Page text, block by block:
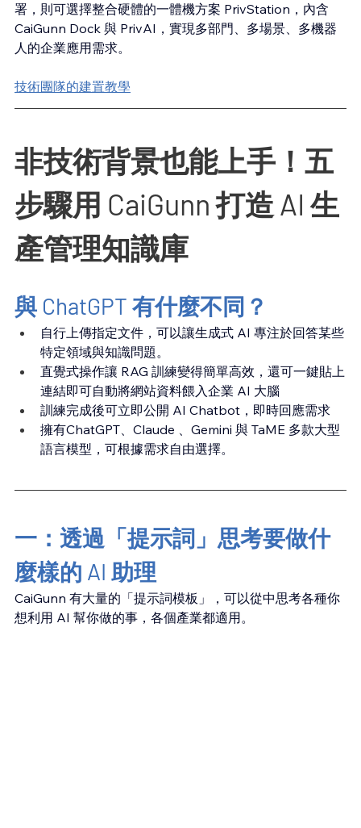
署，則可選擇整合硬體的一體機方案 PrivStation，內含
CaiGunn Dock 與 PrivAI，實現多部門、多場景、多機器
人的企業應用需求。
技術團隊的建置教學
非技術背景也能上手！五
步驟用 CaiGunn 打造 AI 生
產管理知識庫
與 ChatGPT 有什麼不同？
自行上傳指定文件，可以讓生成式 AI 專注於回答某些
特定領域與知識問題。
直覺式操作讓 RAG 訓練變得簡單高效，還可一鍵貼上
連結即可自動將網站資料餵入企業 AI 大腦
訓練完成後可立即公開 AI Chatbot，即時回應需求
擁有ChatGPT、Claude 、Gemini 與 TaME 多款大型
語言模型，可根據需求自由選擇。
一：透過「提示詞」思考要做什
麼樣的 AI 助理
CaiGunn 有大量的「提示詞模板」，可以從中思考各種你
想利用 AI 幫你做的事，各個產業都適用。